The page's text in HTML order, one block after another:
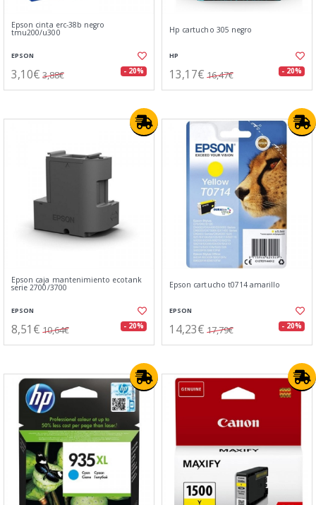
Epson cinta erc-38b negro
tmu200/u300
EPSON
3,10€ 3,88€ - 20%
Hp cartucho 305 negro
HP
13,17€ 16,47€ - 20%
Epson caja mantenimiento ecotank
serie 2700/3700
EPSON
8,51€ 10,64€ - 20%
Epson cartucho t0714 amarillo
EPSON
14,23€ 17,79€ - 20%